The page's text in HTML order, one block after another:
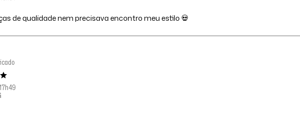
de qualidade nem precisava encontro meu estilo 💀